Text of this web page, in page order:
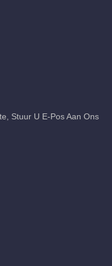
Stuur U E-Pos Aan Ons